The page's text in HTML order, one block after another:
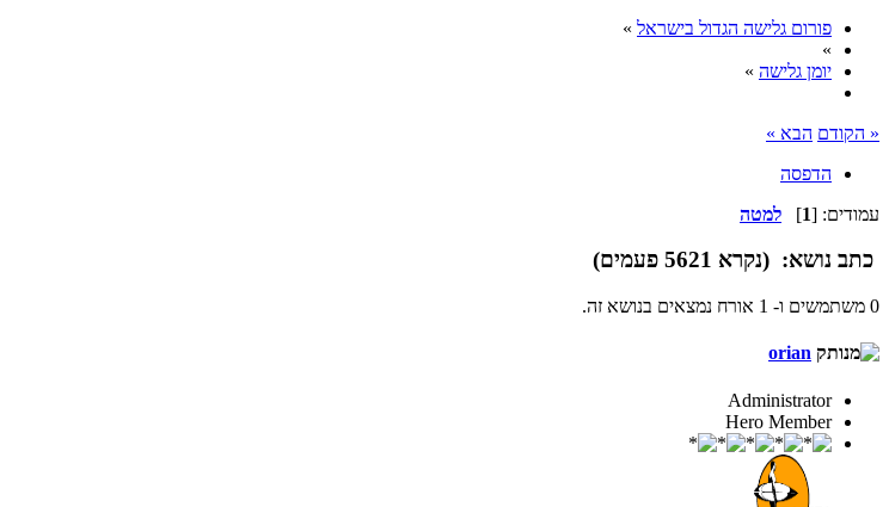
פורום גלישה הגדול בישראל »
»
יומן גלישה »
« הקודם הבא »
הדפסה
עמודים: [1
] למטה
כתב נושא: (נקרא 5621 פעמים)
0 משתמשים ו- 1 אורח נמצאים בנושא זה.
orian
Administrator
Hero Member